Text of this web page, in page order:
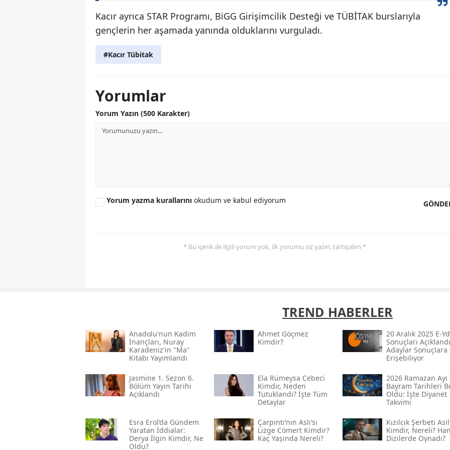
Kacır ayrıca STAR Programı, BiGG Girişimcilik Desteği ve TÜBİTAK burslarıyla
gençlerin her aşamada yanında olduklarını vurguladı.
#Kacır Tübitak
Yorumlar
Yorum Yazın (500 Karakter)
Yorum yazma kurallarını okudum ve kabul ediyorum
* Bu içerik ile ilgili yorum yok, ilk yorumu siz yazın, tartışalım *
TREND HABERLER
Anadolu'nun Kadim
İnançları, Nuray
Karadeniz'in "ma"
Kitabı Yayımlandı
Ahmet Göçmez
Kimdir?
20 Aralık 2025 E-
Sonuçları
Adaylar Sonuçlara
Erişebiliyor
Jasmine 1. Sezon 6.
Bölüm Yayın Tarihi
Açıklandı
Ela Rümeysa Cebeci
Kimdir, Neden
Tutuklandı? İşte Tüm
Detaylar
2026 Ramazan Ayı
Bayram Tarihleri
Oldu: İşte Diyanet
Takvimi
Esra Erol’da Gündem
Yaratan İddialar:
Derya İlgin Kimdir, Ne
Oldu?
Çarpıntı’nın Aslı’sı
Lizge Cömert Kimdir?
Kaç Yaşında Nereli?
Kızılcık Şerbeti Asil
Kimdir, Nereli?
Dizilerde Oynadı?